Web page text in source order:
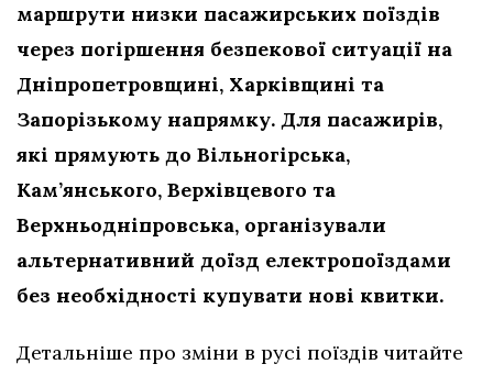
маршрути низки пасажирських поїздів
через погіршення безпекової ситуації на
Дніпропетровщині, Харківщині та
Запорізькому напрямку. Для пасажирів,
які прямують до Вільногірська,
Кам’янського, Верхівцевого та
Верхньодніпровська, організували
альтернативний доїзд електропоїздами
без необхідності купувати нові квитки.
Детальніше про зміни в русі поїздів читайте